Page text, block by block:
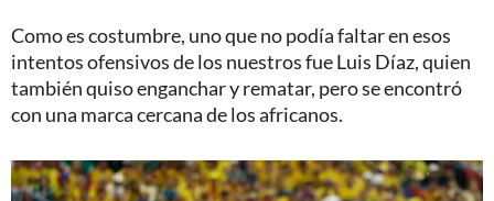
Como es costumbre, uno que no podía faltar en esos
intentos ofensivos de los nuestros fue Luis Díaz, quien
también quiso enganchar y rematar, pero se encontró
con una marca cercana de los africanos.